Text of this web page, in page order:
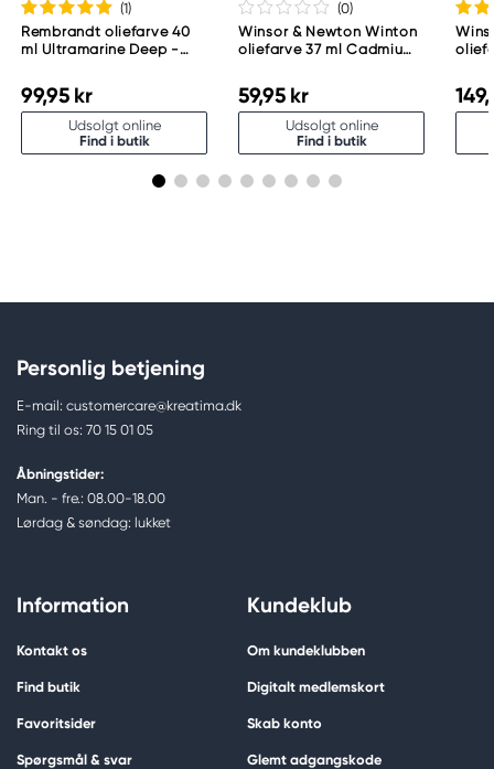
(1)
Rembrandt oliefarve 40
ml Ultramarine Deep -
99,95 kr
Udsolgt online
Find i butik
(0)
Winsor & Newton Winton
oliefarve 37 ml Cadmium
59,95 kr
Udsolgt online
Find i butik
Personlig betjening
E-mail: customercare@kreatima.dk
Ring til os: 70 15 01 05
Åbningstider:
Man. - fre.: 08.00-18.00
Lørdag & søndag: lukket
Information
Kontakt os
Find butik
Favoritsider
Spørgsmål & svar
Kundeklub
Om kundeklubben
Digitalt medlemskort
Skab konto
Glemt adgangskode